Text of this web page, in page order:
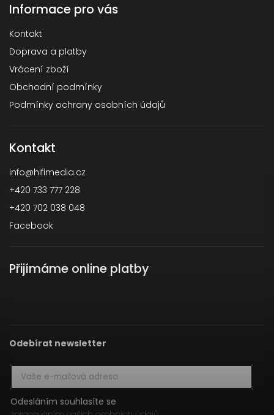
Informace pro vás
Kontakt
Doprava a platby
Vrácení zboží
Obchodní podmínky
Podmínky ochrany osobních údajů
Kontakt
info@hifimedia.cz
+420 733 777 228
+420 702 038 048
Facebook
Přijímáme online platby
Odebírat newsletter
Odesláním souhlasíte se